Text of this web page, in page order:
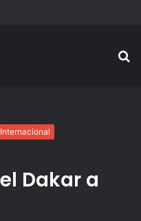
gran final del RallyACP
Dakar a